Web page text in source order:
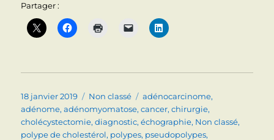
Partager :
Publié
le
18 janvier 2019 Catégories
Non classé Étiquettes
adénocarcinome,
adénome,adénomyomatose,cancer,chirurgie,
cholécystectomie,diagnostic,échographie, Non classé,
polype de cholestérol, polypes, pseudopolypes,